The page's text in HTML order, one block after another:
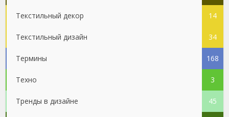
Текстильный декор 14
Текстильный дизайн 34
Термины 168
Техно 3
Тренды в дизайне 45